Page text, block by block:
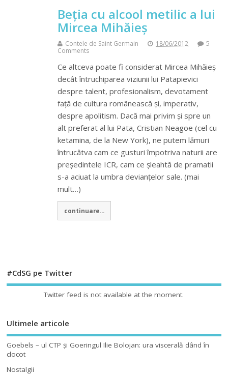
Beția cu alcool metilic a lui
Mircea Mihăieș
Contele de Saint Germain 18/06/2012
5
Comments
Ce altceva poate fi considerat Mircea Mihăieș
decât întruchiparea viziunii lui Patapievici
despre talent, profesionalism, devotament
față de cultura românească și, imperativ,
despre apolitism. Dacă mai privim și spre un
alt preferat al lui Pata, Cristian Neagoe (cel cu
ketamina, de la New York), ne putem lămuri
întrucâtva cam ce gusturi împotriva naturii are
președintele ICR, cam ce șleahtă de pramatii
s-a aciuat la umbra devianțelor sale. (mai
mult…)
continuare...
#CdSG pe Twitter
Twitter feed is not available at the moment.
Ultimele articole
Goebels – ul CTP şi Goeringul Ilie Bolojan: ura viscerală dând în
clocot
Nostalgii